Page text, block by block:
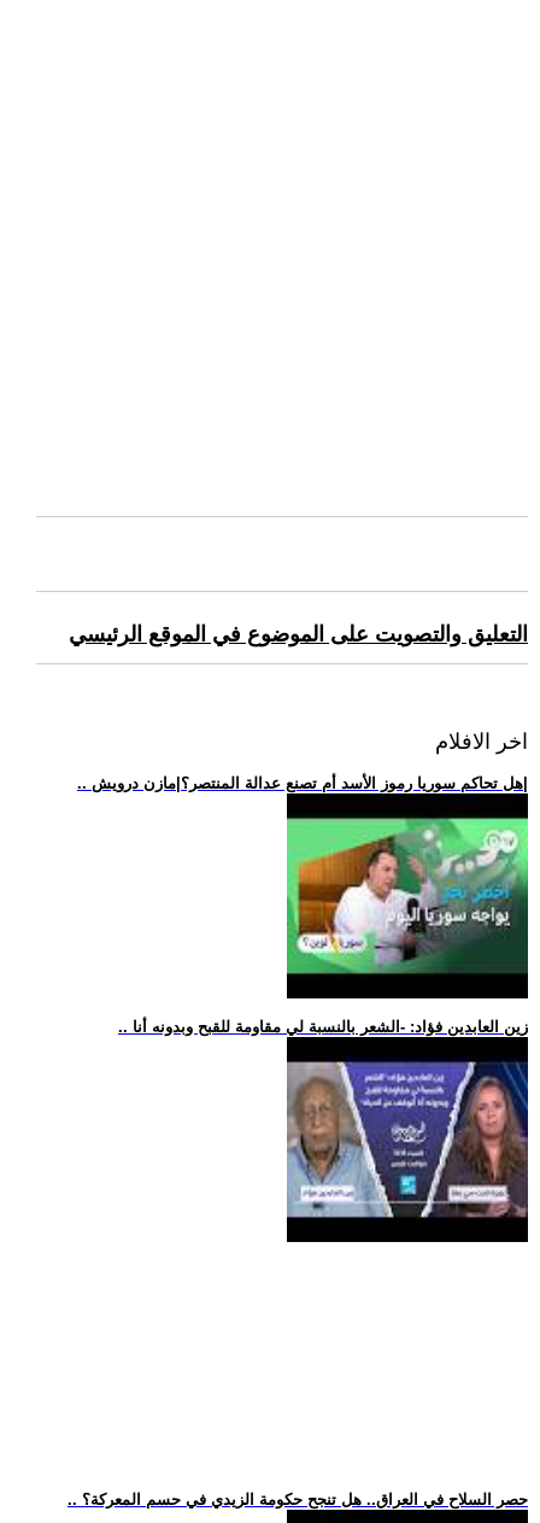
التعليق والتصويت على الموضوع في الموقع الرئيسي
اخر الافلام
.. زين العابدين فؤاد: -الشعر بالنسبة لي مقاومة للقبح وبدونه أنا
.. حصر السلاح في العراق.. هل تنجح حكومة الزيدي في حسم المعركة؟